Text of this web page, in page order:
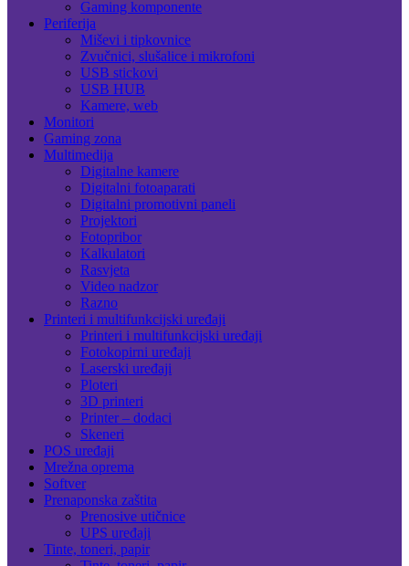
Gaming komponente
Periferija
Miševi i tipkovnice
Zvučnici, slušalice i mikrofoni
USB stickovi
USB HUB
Kamere, web
Monitori
Gaming zona
Multimedija
Digitalne kamere
Digitalni fotoaparati
Digitalni promotivni paneli
Projektori
Fotopribor
Kalkulatori
Rasvjeta
Video nadzor
Razno
Printeri i multifunkcijski uređaji
Printeri i multifunkcijski uređaji
Fotokopirni uređaji
Laserski uređaji
Ploteri
3D printeri
Printer – dodaci
Skeneri
POS uređaji
Mrežna oprema
Softver
Prenaponska zaštita
Prenosive utičnice
UPS uređaji
Tinte, toneri, papir